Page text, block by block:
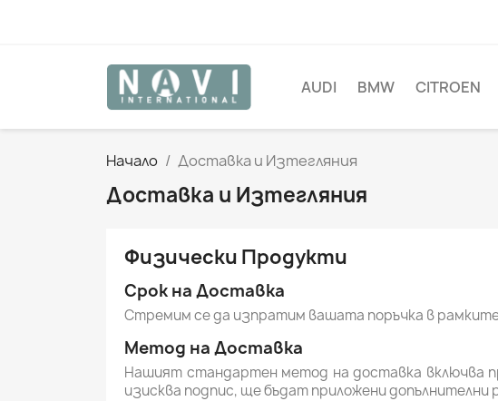
AUDI BMW CITROEN
Начало Доставка и Изтегляния
Доставка и Изтегляния
Физически Продукти
Срок на Доставка
Стремим се да изпратим вашата поръчка в
Метод на Доставка
Нашият стандартен метод на доставка включва
изисква подпис, ще бъдат приложени